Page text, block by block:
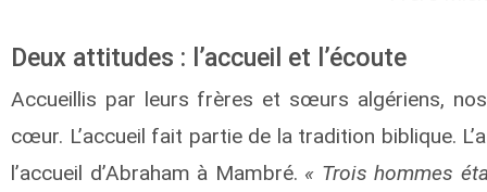
Deux attitudes : l’accueil et l’écoute
Accueillis par leurs frères et sœurs algériens,
cœur. L’accueil fait partie de la tradition biblique.
l’accueil d’Abraham à Mambré. « Trois hommes